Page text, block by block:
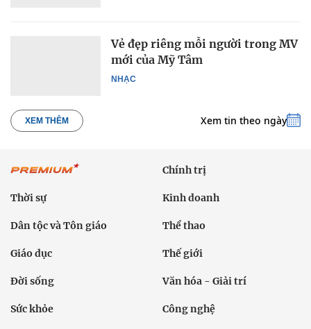
NHẠC
Vẻ đẹp riêng mỗi người trong MV
mới của Mỹ Tâm
XEM THÊM Xem tin theo ngày
Chính trị
Thời sự Kinh doanh
Dân tộc và Tôn giáo Thể thao
Giáo dục Thế giới
Đời sống Văn hóa - Giải trí
Sức khỏe Công nghệ